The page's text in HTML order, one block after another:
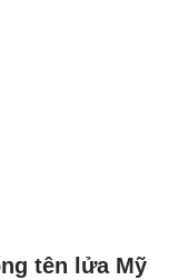
tên lửa Mỹ